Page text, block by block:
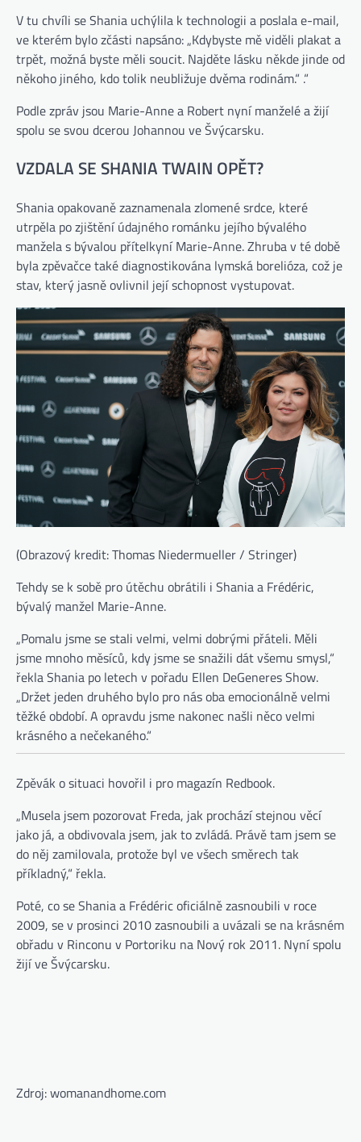
V tu chvíli se Shania uchýlila k technologii a poslala e-mail,
ve kterém bylo zčásti napsáno: „Kdybyste mě viděli plakat a
trpět, možná byste měli soucit. Najděte lásku někde jinde od
někoho jiného, ​​kdo tolik neubližuje dvěma rodinám.“ .“
Podle zpráv jsou Marie-Anne a Robert nyní manželé a žijí
spolu se svou dcerou Johannou ve Švýcarsku.
VZDALA SE SHANIA TWAIN OPĚT?
Shania opakovaně zaznamenala zlomené srdce, které
utrpěla po zjištění údajného románku jejího bývalého
manžela s bývalou přítelkyní Marie-Anne. Zhruba v té době
byla zpěvačce také diagnostikována lymská borelióza, což je
stav, který jasně ovlivnil její schopnost vystupovat.
(Obrazový kredit: Thomas Niedermueller / Stringer)
Tehdy se k sobě pro útěchu obrátili i Shania a Frédéric,
bývalý manžel Marie-Anne.
„Pomalu jsme se stali velmi, velmi dobrými přáteli. Měli
jsme mnoho měsíců, kdy jsme se snažili dát všemu smysl,“
řekla Shania po letech v pořadu Ellen DeGeneres Show.
„Držet jeden druhého bylo pro nás oba emocionálně velmi
těžké období. A opravdu jsme nakonec našli něco velmi
krásného a nečekaného.“
Zpěvák o situaci hovořil i pro magazín Redbook.
„Musela jsem pozorovat Freda, jak prochází stejnou věcí
jako já, a obdivovala jsem, jak to zvládá. Právě tam jsem se
do něj zamilovala, protože byl ve všech směrech tak
příkladný,“ řekla.
Poté, co se Shania a Frédéric oficiálně zasnoubili v roce
2009, se v prosinci 2010 zasnoubili a uvázali se na krásném
obřadu v Rinconu v Portoriku na Nový rok 2011. Nyní spolu
žijí ve Švýcarsku.
Zdroj: womanandhome.com